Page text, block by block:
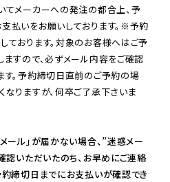
メーカーへの発注の都合上、予
払いをお願いしております。※予約
ております。対象のお客様へはご予
すので、必ずメール内容をご確認
す。予約締切日直前のご予約の場
りますが、何卒ご了承下さいま
ール」が届かない場合、”迷惑メー
認いただいたのち、お早めにご連絡
約締切日までにお支払いが確認でき